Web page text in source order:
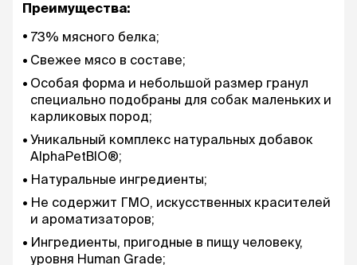
Преимущества:
73% мясного белка;
Свежее мясо в составе;
Особая форма и небольшой размер гранул
специально подобраны для собак маленьких и
карликовых пород;
Уникальный комплекс натуральных добавок
AlphaPetBIO®;
Натуральные ингредиенты;
Не содержит ГМО, искусственных красителей
и ароматизаторов;
Ингредиенты, пригодные в пищу человеку,
уровня Human Grade;